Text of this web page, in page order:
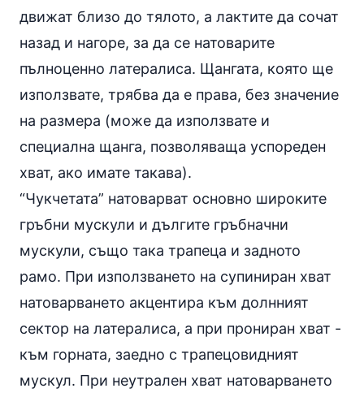
движат близо до тялото, а лактите да сочат
назад и нагоре, за да се натоварите
пълноценно латералиса. Щангата, която ще
използвате, трябва да е права, без значение
на размера (може да използвате и
специална щанга, позволяваща успореден
хват, ако имате такава).
“Чукчетата” натоварват основно широките
гръбни мускули и дългите гръбначни
мускули, също така трапеца и задното
рамо. При използването на супиниран хват
натоварването акцентира към долнният
сектор на латералиса, а при прониран хват -
към горната, заедно с трапецовидният
мускул. При неутрален хват натоварването